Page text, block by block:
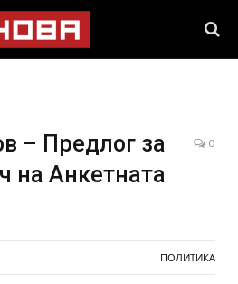
– Предлог за
на Анкетната
0
ПОЛИТИКА